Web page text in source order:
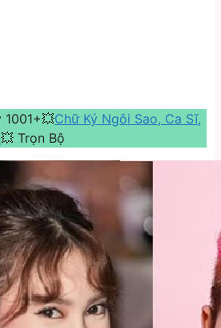
Chữ Ký Ngôi Sao, Ca Sĩ,
💥 Trọn Bộ